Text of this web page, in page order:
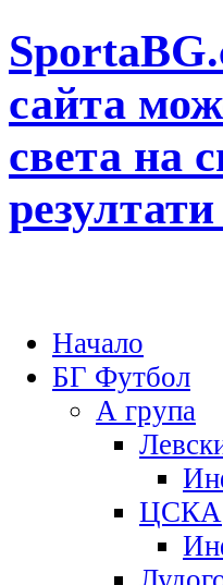
сайта
света на
Начало
БГ Футбол
А група
ЦСКА